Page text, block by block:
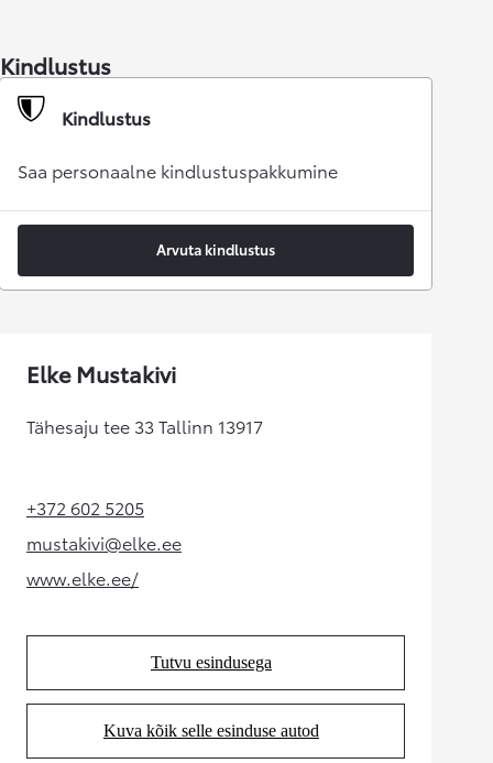
Kindlustus
Kindlustus
Saa personaalne kindlustuspakkumine
Arvuta kindlustus
Elke Mustakivi
Tähesaju tee 33 Tallinn 13917
+372 602 5205(Opens in new tab)
mustakivi@elke.ee
(Opens in new tab)
www.elke.ee/(Opens in new tab)
Tutvu esindusega
(Opens in new tab)
Kuva kõik selle esinduse autod
(Opens in new tab)